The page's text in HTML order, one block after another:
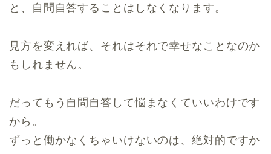
と、自問自答することはしなくなります。
見方を変えれば、それはそれで幸せなことなのか
もしれません。
だってもう自問自答して悩まなくていいわけです
から。
ずっと働かなくちゃいけないのは、絶対的ですか